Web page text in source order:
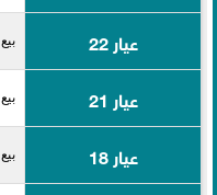
عيار 22 بيع 1,896 شراء 1,938
عيار 21 بيع 1,810 شراء 1,850
عيار 18 بيع 1,551 شراء 1,586